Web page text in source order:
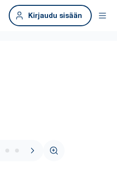
Kirjaudu sisään
/ 7